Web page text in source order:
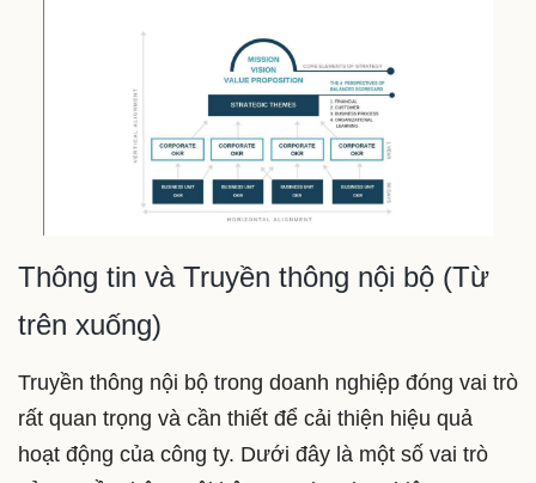
Thông tin và Truyền thông nội bộ (Từ
trên xuống)
Truyền thông nội bộ trong doanh nghiệp đóng vai trò
rất quan trọng và cần thiết để cải thiện hiệu quả
hoạt động của công ty. Dưới đây là một số vai trò